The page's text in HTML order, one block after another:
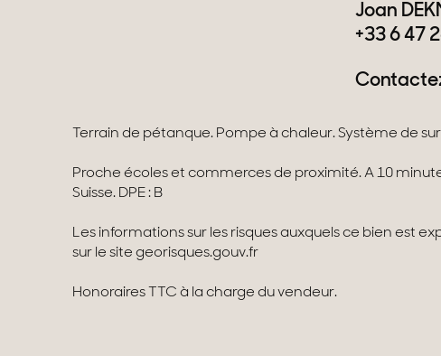
Joan
+33 6 47
Terrain de pétanque. Pompe à chaleur. Système de
Proche écoles et commerces de proximité. A 10
Suisse. DPE : B
Les informations sur les risques auxquels ce bien est
sur le site georisques.gouv.fr
Honoraires TTC à la charge du vendeur.